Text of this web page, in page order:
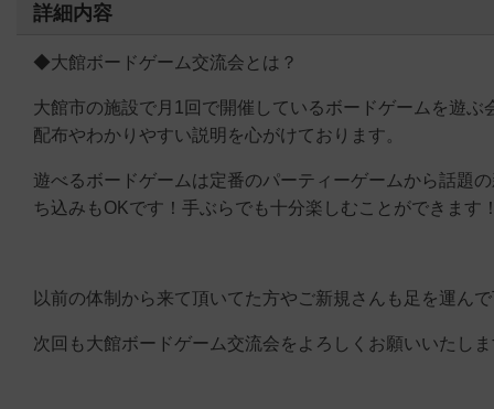
詳細内容
◆大館ボードゲーム交流会とは？
大館市の施設で月1回で開催しているボードゲームを遊
配布やわかりやすい説明を心がけております。
遊べるボードゲームは定番のパーティーゲームから話題
ち込みもOKです！手ぶらでも十分楽しむことができます
以前の体制から来て頂いてた方やご新規さんも足を運ん
次回も大館ボードゲーム交流会をよろしくお願いいたし